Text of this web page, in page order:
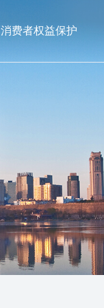
消费者权益保护